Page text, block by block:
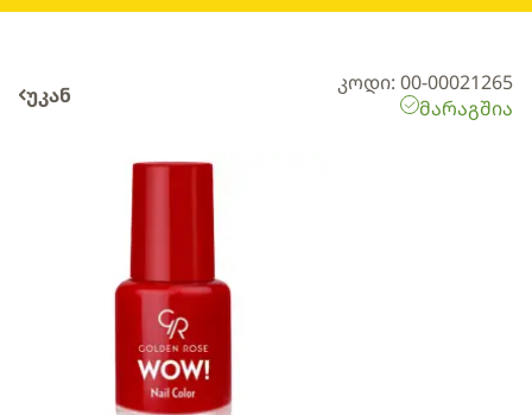
უკან
კოდი: 00-00021265
მარაგშია